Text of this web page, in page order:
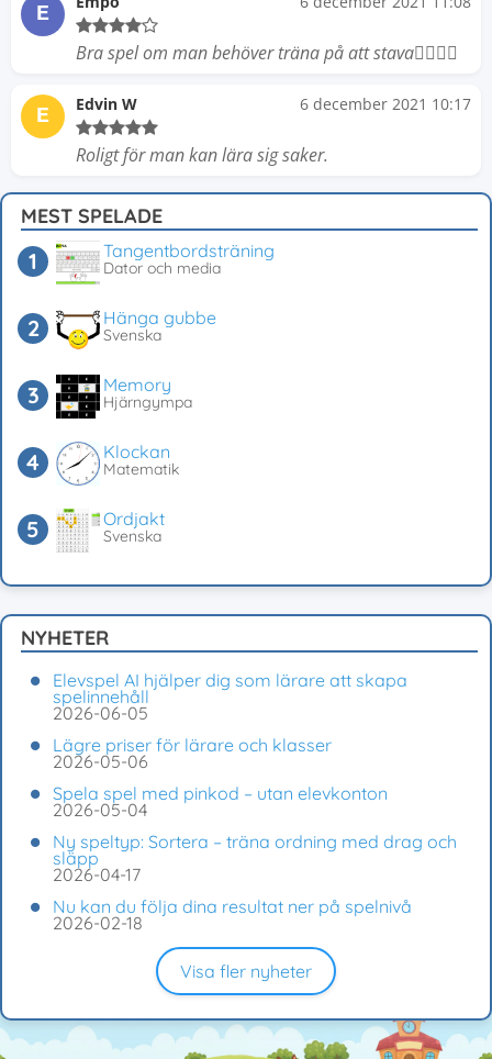
E
Bra spel om man behöver träna på att stava👌🏻👍🏻
E Edvin W 6 december 2021 10:17
Roligt för man kan lära sig saker.
MEST SPELADE
Tangentbordsträning
Dator och media
Hänga gubbe
Svenska
Memory
Hjärngympa
Klockan
Matematik
Ordjakt
Svenska
NYHETER
Elevspel AI hjälper dig som lärare att skapa
spelinnehåll
2026-06-05
Lägre priser för lärare och klasser
2026-05-06
Spela spel med pinkod – utan elevkonton
2026-05-04
Ny speltyp: Sortera – träna ordning med drag och
släpp
2026-04-17
Nu kan du följa dina resultat ner på spelnivå
2026-02-18
Visa fler nyheter